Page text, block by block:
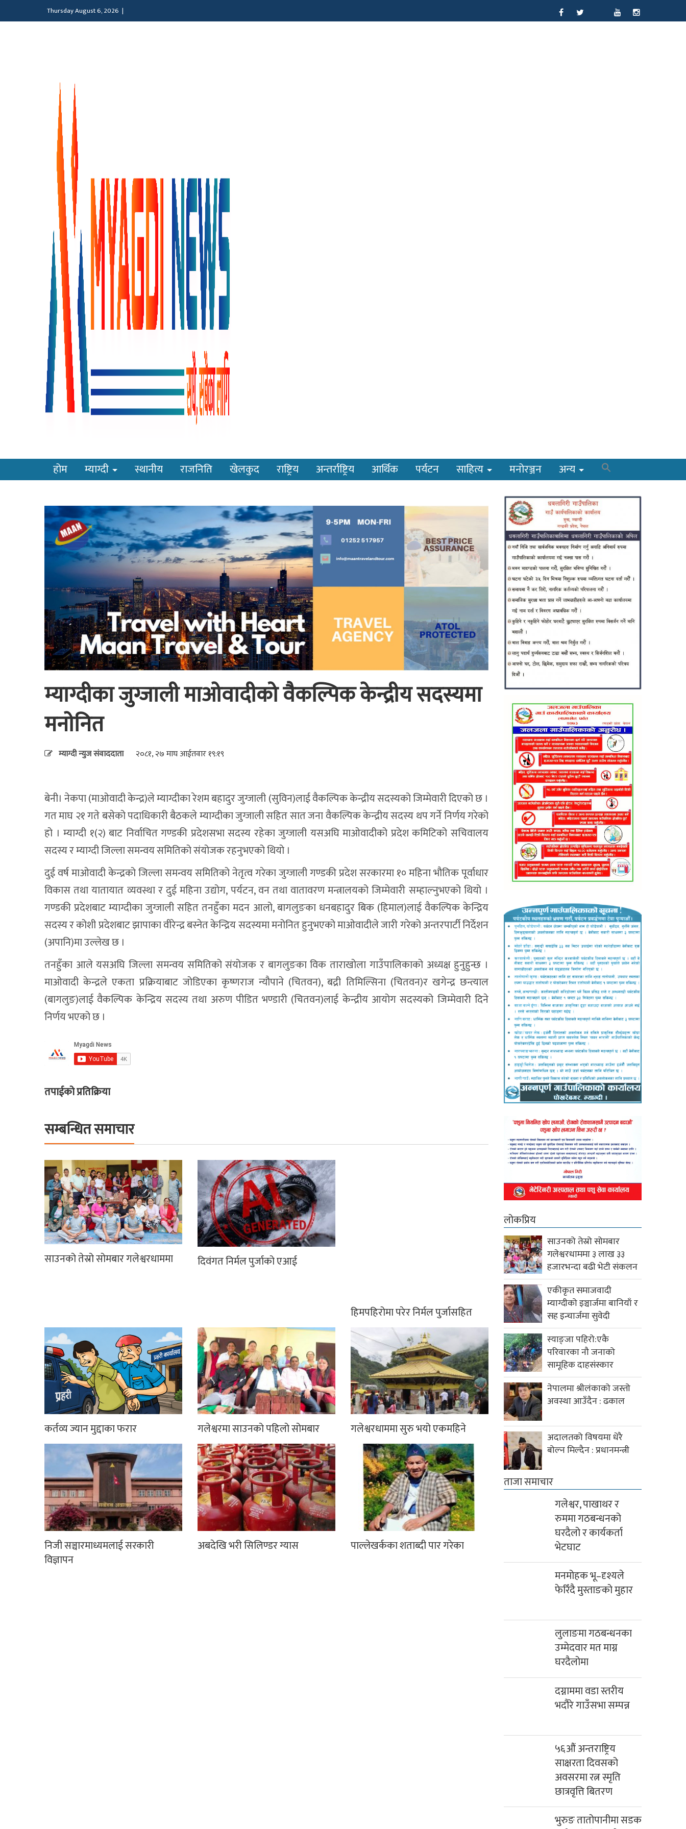
Thursday August 6, 2026 |
होम म्याग्दी स्थानीय राजनिति खेलकुद राष्ट्रिय अन्तर्राष्ट्रिय आर्थिक पर्यटन साहित्य मनोरञ्जन अन्य
म्याग्दीका जुग्जाली माओवादीको वैकल्पिक केन्द्रीय सदस्यमा
मनाेनित
म्याग्दी न्युज संवाददाता २०८१, २७ माघ आईतवार १९:१९
बेनी। नेकपा (माओवादी केन्द्र)ले म्याग्दीका रेशम बहादुर जुग्जाली (सुविन)लाई वैकल्पिक केन्द्रीय सदस्यको जिम्मेवारी दिएको छ ।
गत माघ २१ गते बसेको पदाधिकारी बैठकले म्याग्दीका जुग्जाली सहित सात जना वैकल्पिक केन्द्रीय सदस्य थप गर्ने निर्णय गरेको
हो । म्याग्दी १(२) बाट निर्वाचित गण्डकी प्रदेशसभा सदस्य रहेका जुग्जाली यसअघि माओवादीको प्रदेश कमिटिको सचिवालय
सदस्य र म्याग्दी जिल्ला समन्वय समितिको संयोजक रहनुभएको थियो ।
दुई वर्ष माओवादी केन्द्रको जिल्ला समन्वय समितिको नेतृत्व गरेका जुग्जाली गण्डकी प्रदेश सरकारमा १० महिना भौतिक पूर्वाधार
विकास तथा यातायात व्यवस्था र दुई महिना उद्योग, पर्यटन, वन तथा वातावरण मन्त्रालयको जिम्मेवारी सम्हाल्नुभएको थियो ।
गण्डकी प्रदेशबाट म्याग्दीका जुग्जाली सहित तनहुँका मदन आलो, बागलुङका धनबहादुर बिक (हिमाल)लाई वैकल्पिक केन्द्रिय
सदस्य र कोशी प्रदेशबाट झापाका वीरेन्द्र बस्नेत केन्द्रिय सदस्यमा मनोनित हुनुभएको माओवादीले जारी गरेको अन्तरपार्टी निर्देशन
(अपानि)मा उल्लेख छ ।
तनहुँका आले यसअघि जिल्ला समन्वय समितिको संयोजक र बागलुङका विक ताराखोला गाउँपालिकाको अध्यक्ष हुनुहुन्छ ।
माओवादी केन्द्रले एकता प्रक्रियाबाट जोडिएका कृष्णराज न्यौपाने (चितवन), बद्री तिमिल्सिना (चितवन)र खगेन्द्र छन्त्याल
(बागलुङ)लाई वैकल्पिक केन्द्रिय सदस्य तथा अरुण पीडित भण्डारी (चितवन)लाई केन्द्रीय आयोग सदस्यको जिम्मेवारी दिने
निर्णय भएको छ ।
तपाईको प्रतिक्रिया
सम्बन्धित समाचार
साउनको तेस्रो सोमबार गलेश्वरधाममा दिवंगत निर्मल पुर्जाको एआई
हिमपहिरोमा परेर निर्मल पुर्जासहित
कर्तव्य ज्यान मुद्दाका फरार गलेश्वरमा साउनको पहिलो सोमबार गलेश्वरधाममा सुरु भयो एकमहिने
निजी सञ्चारमाध्यमलाई सरकारी
विज्ञापन
अबदेखि भरी सिलिण्डर ग्यास पाल्लेखर्कका शताब्दी पार गरेका
लोकप्रिय
साउनको तेस्रो सोमबार
गलेश्वरधाममा ३ लाख ३३
हजारभन्दा बढी भेटी संकलन
एकीकृत समाजवादी
म्याग्दीको इञ्चार्जमा बानियाँ र
सह इन्चार्जमा सुवेदी
स्याङ्जा पहिरो:एकै
परिवारका नौ जनाको
सामूहिक दाहसंस्कार
नेपालमा श्रीलंकाको जस्तो
अवस्था आउँदैन : ढकाल
अदालतको विषयमा धेरै
बोल्न मिल्दैन : प्रधानमन्त्री
ताजा समाचार
गलेश्वर, पाखाथर र
रुममा गठबन्धनको
घरदैलो र कार्यकर्ता
भेटघाट
मनमोहक भू–दृश्यले
फेरिँदै मुस्ताङको मुहार
लुलाङमा गठबन्धनका
उम्मेदवार मत माग्न
घरदैलोमा
दग्नाममा वडा स्तरीय
भदौरे गाउँसभा सम्पन्न
५६औं अन्तराष्ट्रिय
साक्षरता दिवसको
अवसरमा रत्न स्मृति
छात्रवृत्ति बितरण
भुरुङ तातोपानीमा सडक